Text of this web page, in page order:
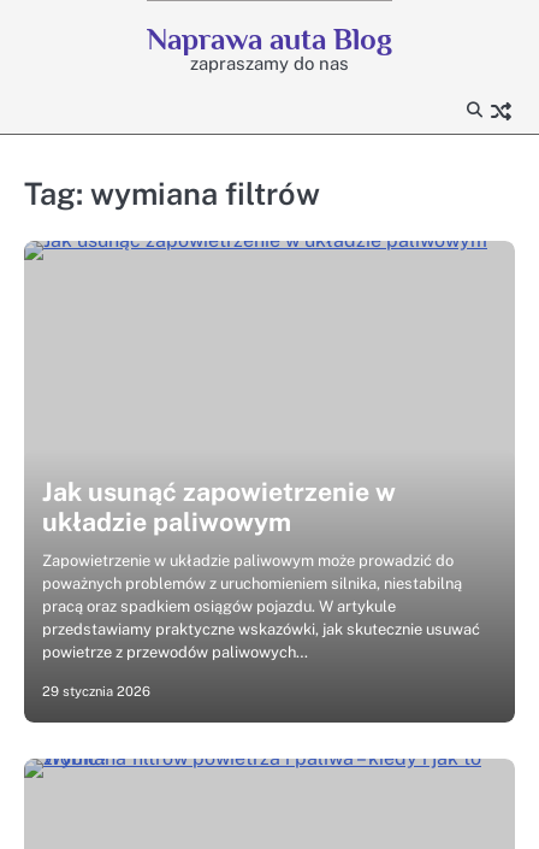
Naprawa auta Blog
zapraszamy do nas
Tag: wymiana filtrów
Jak usunąć zapowietrzenie w
układzie paliwowym
Zapowietrzenie w układzie paliwowym może prowadzić do
poważnych problemów z uruchomieniem silnika, niestabilną
pracą oraz spadkiem osiągów pojazdu. W artykule
przedstawiamy praktyczne wskazówki, jak skutecznie usuwać
powietrze z przewodów paliwowych…
29 stycznia 2026